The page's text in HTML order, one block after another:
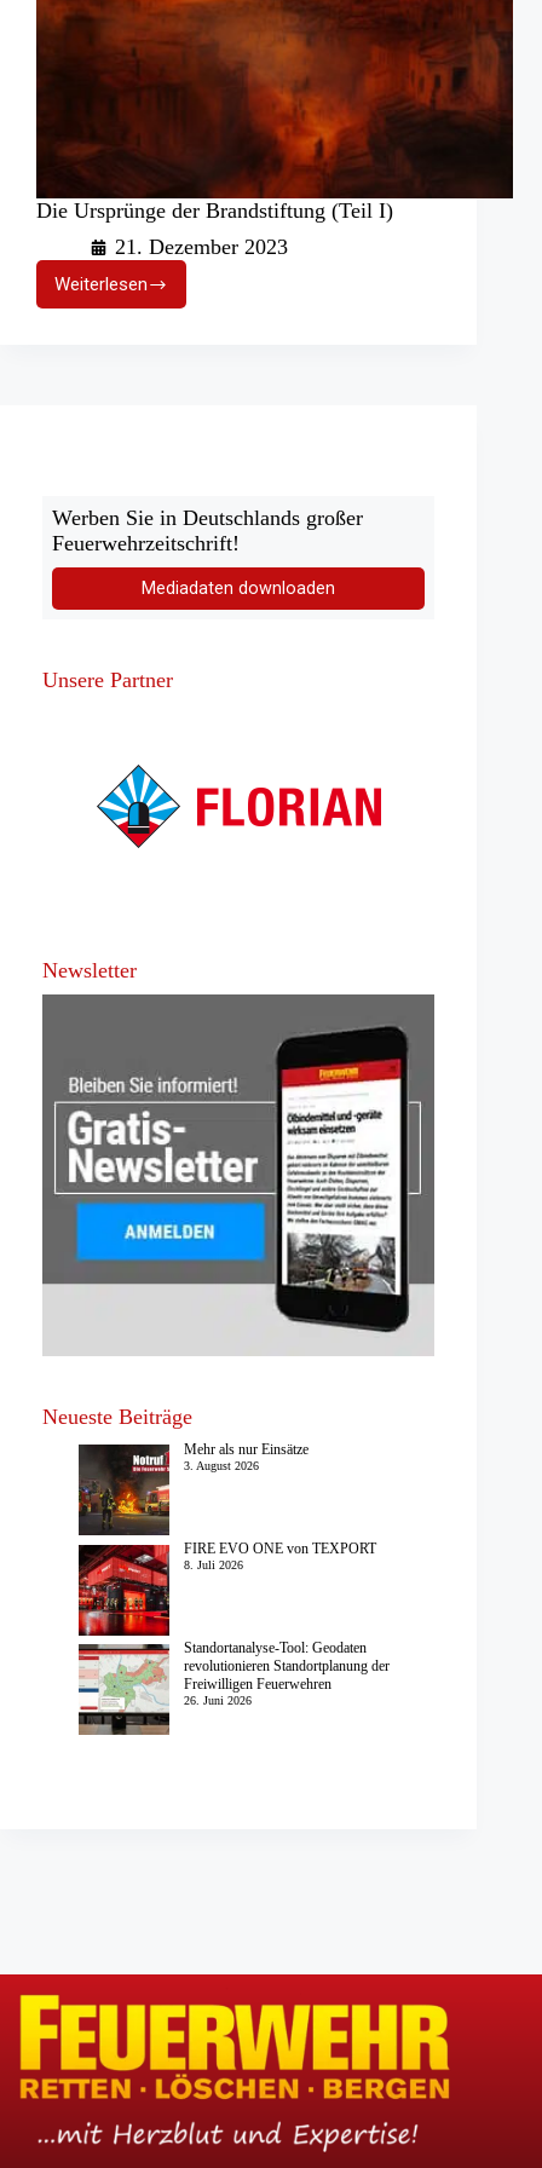
Die Ursprünge der Brandstiftung (Teil I)
21. Dezember 2023
Weiterlesen
Die
Ursprünge
Werben Sie in Deutschlands großer
Feuerwehrzeitschrift!
Mediadaten downloaden
Unsere Partner
Newsletter
Neueste Beiträge
Mehr als nur Einsätze
3. August 2026
FIRE EVO ONE von TEXPORT
8. Juli 2026
Standortanalyse-Tool: Geodaten
revolutionieren Standortplanung der
Freiwilligen Feuerwehren
26. Juni 2026